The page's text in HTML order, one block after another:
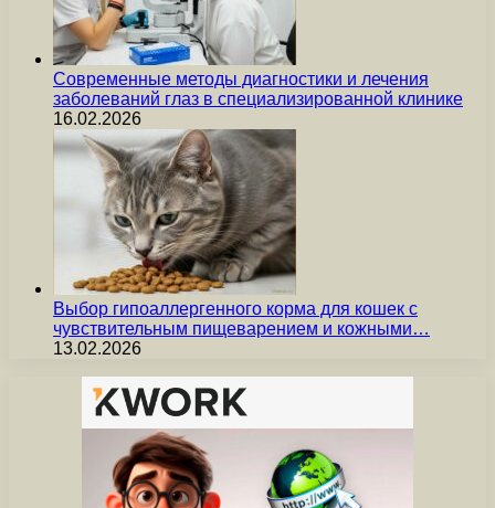
Современные методы диагностики и лечения
заболеваний глаз в специализированной клинике
16.02.2026
Выбор гипоаллергенного корма для кошек с
чувствительным пищеварением и кожными…
13.02.2026